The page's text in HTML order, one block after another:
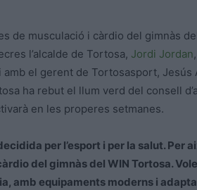
de musculació i càrdio del gimnàs
l’alcalde de Tortosa, Jordi Jordan
amb el gerent de Tortosasport, Jesús
ha rebut el llum verd del consell
en les properes setmanes.
per l’esport i per la salut. Per
del gimnàs del WIN Tortosa.
amb equipaments moderns i